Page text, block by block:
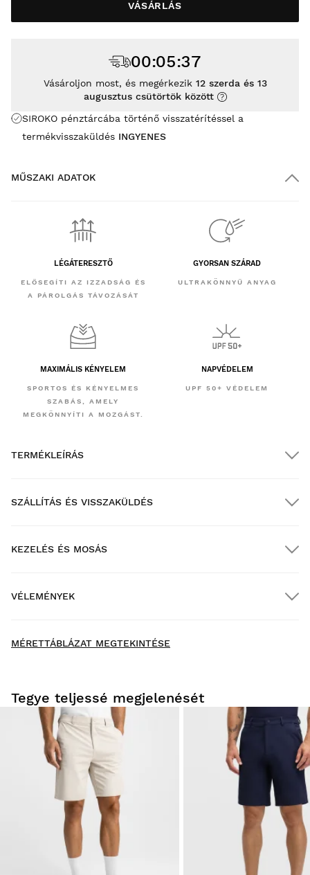
VÁSÁRLÁS
SIROKO pénztárcába történő visszatérítéssel a
termékvisszaküldés INGYENES
00:05:37
Vásároljon most, és megérkezik 12 szerda és 13
augusztus csütörtök között
MŰSZAKI ADATOK
LÉGÁTERESZTŐ
ELŐSEGÍTI AZ IZZADSÁG ÉS
A PÁROLGÁS TÁVOZÁSÁT
GYORSAN SZÁRAD
ULTRAKÖNNYŰ ANYAG
MAXIMÁLIS KÉNYELEM
SPORTOS ÉS KÉNYELMES
SZABÁS, AMELY
MEGKÖNNYÍTI A MOZGÁST.
NAPVÉDELEM
UPF 50+ VÉDELEM
TERMÉKLEÍRÁS
SZÁLLÍTÁS ÉS VISSZAKÜLDÉS
Házhozszállítás
$300.00 feletti rendelések esetén
Próbáld fel termékeinket otthonod kényelmében! A
kézbesítéstől számítva 30 napod van a visszaküldés
elindítására.
A felhasználói fiókodból gyorsan és egyszerűen intézheted a
rendelésed visszaküldését.
Visszatérítés az eredeti fizetési módra Már $9.95
KEZELÉS ÉS MOSÁS
VÉLEMÉNYEK
MÉRETTÁBLÁZAT MEGTEKINTÉSE
Tegye teljessé megjelenését